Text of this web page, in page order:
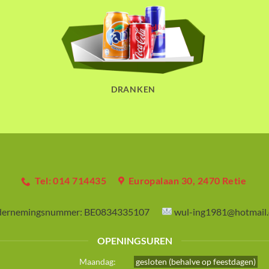
DRANKEN
Tel: 014 714435 Europalaan 30, 2470 Retie
BE0834335107 wul-
OPENINGSUREN
Maandag: gesloten (behalve op feestdagen)